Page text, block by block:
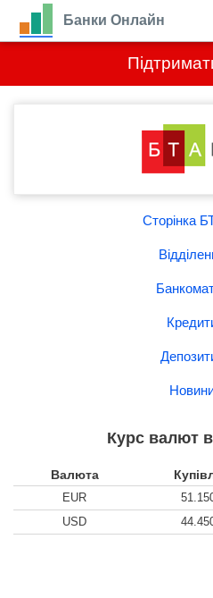
Банки Онлайн
Сторінка
Курс валют
Валюта
EUR
USD